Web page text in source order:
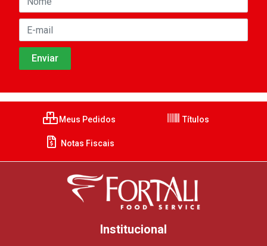
Meus Pedidos Títulos
Notas Fiscais
Institucional